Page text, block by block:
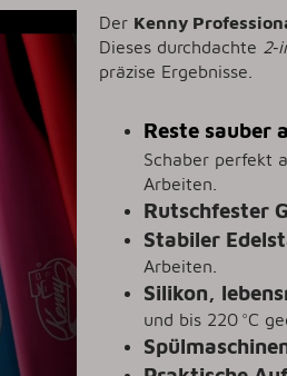
Der Kenny
Dieses durchdachte
präzise Ergebnisse.
Reste sauber
Schaber perfekt
Arbeiten.
Rutschfester
Stabiler
Arbeiten.
Silikon,
und bis 220 °C